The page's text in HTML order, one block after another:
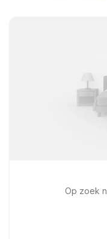
Op zoek